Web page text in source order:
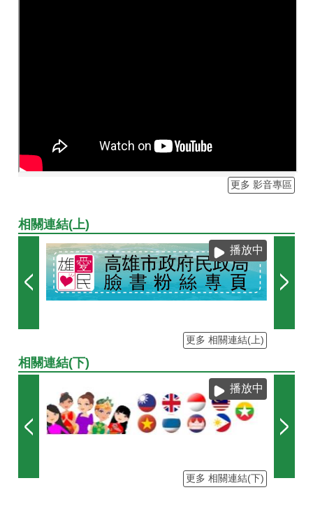
更多 影音專區
相關連結(上)
播放中
更多 相關連結(上)
相關連結(下)
播放中
更多 相關連結(下)